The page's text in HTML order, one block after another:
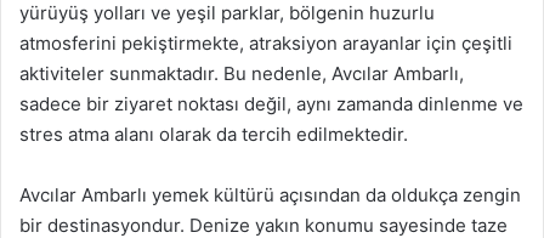
yürüyüş yolları ve yeşil parklar, bölgenin huzurlu
atmosferini pekiştirmekte, atraksiyon arayanlar için çeşitli
aktiviteler sunmaktadır. Bu nedenle, Avcılar Ambarlı,
sadece bir ziyaret noktası değil, aynı zamanda dinlenme ve
stres atma alanı olarak da tercih edilmektedir.
Avcılar Ambarlı yemek kültürü açısından da oldukça zengin
bir destinasyondur. Denize yakın konumu sayesinde taze